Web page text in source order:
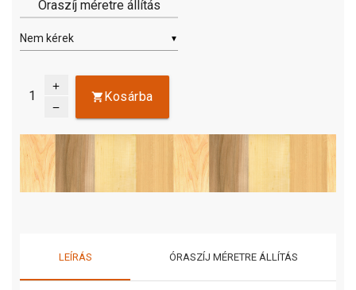
Óraszíj méretre állítás
▼
add
remove
Kosárba
LEÍRÁS ÓRASZÍJ MÉRETRE ÁLLÍTÁS